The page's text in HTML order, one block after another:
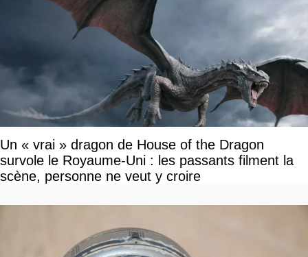
Un « vrai » dragon de House of the Dragon
survole le Royaume-Uni : les passants filment la
scène, personne ne veut y croire